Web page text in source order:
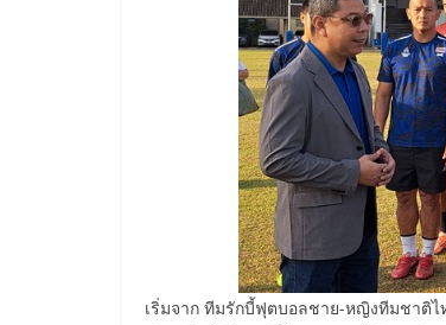
เริ่มจาก ทีมรักบี้ฟุตบอลชาย-หญิงทีมชาติ